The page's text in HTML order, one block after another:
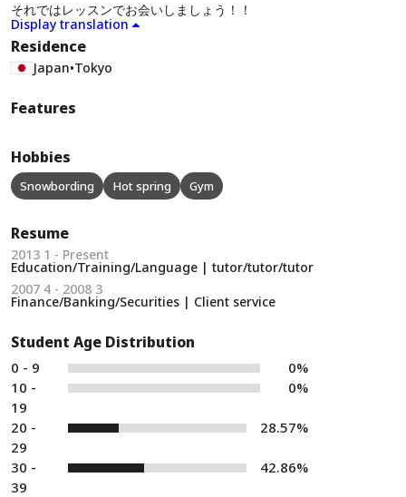
それではレッスンでお会いしましょう！！
Display translation
Residence
Japan•Tokyo
Features
Hobbies
Snowbording Hot spring Gym
Resume
2013 1 - Present
Education/Training/Language | tutor/tutor/tutor
2007 4 - 2008 3
Finance/Banking/Securities | Client service
Student Age Distribution
0 - 9
0%
10 -
19
0%
20 -
29
28.57%
30 -
39
42.86%